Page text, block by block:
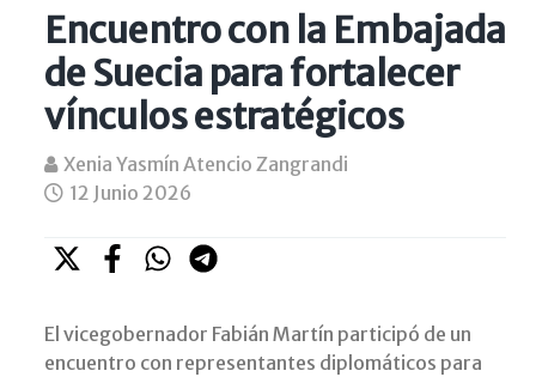
Encuentro con la Embajada
de Suecia para fortalecer
vínculos estratégicos
Xenia Yasmín Atencio Zangrandi
12 Junio 2026
El vicegobernador Fabián Martín participó de un
encuentro con representantes diplomáticos para